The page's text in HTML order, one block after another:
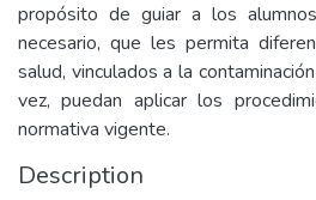
propósito de guiar a los
necesario, que les permita
salud, vinculados a la
vez, puedan aplicar los
normativa vigente.
Description